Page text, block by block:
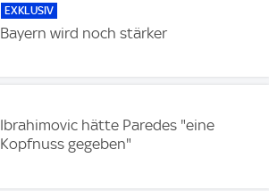
EXKLUSIV
Bayern wird noch stärker
Ibrahimovic hätte Paredes "eine
Kopfnuss gegeben"